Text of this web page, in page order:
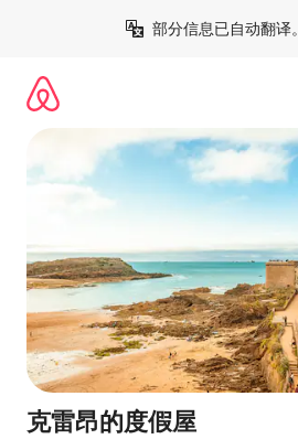
部分信息已自动翻译。
克雷昂的度假屋